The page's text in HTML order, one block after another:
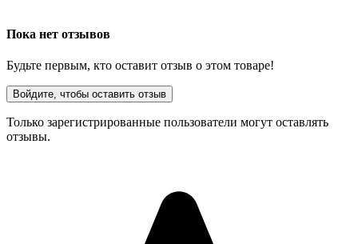
Пока нет отзывов
Будьте первым, кто оставит отзыв о этом товаре!
Войдите, чтобы оставить отзыв
Только зарегистрированные пользователи могут оставлять
отзывы.